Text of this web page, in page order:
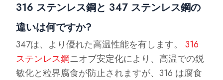
316 ステンレス鋼と 347 ステンレス鋼の
違いは何ですか?
347は、より優れた高温性能を有します。316
ステンレス鋼ニオブ安定化により、高温での鋭
敏化と粒界腐食が防止されますが、316 は腐食